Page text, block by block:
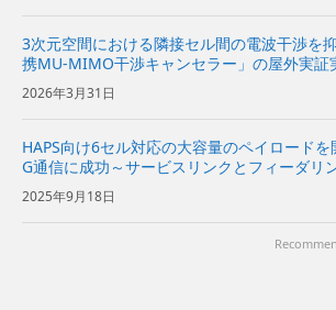
3次元空間における隣接セル間の電波干渉を
携MU-MIMO干渉キャンセラー」の屋外実証
通信三次元空間セル構成」の実現に向けて、
上のスマホの電波干渉を抑圧～
2026年3月31日
HAPS向け6セル対応の大容量のペイロード
G通信に成功～サービスリンクとフィーダリ
の商用サービスでの実装に向けて広域で、か
証～
2025年9月18日